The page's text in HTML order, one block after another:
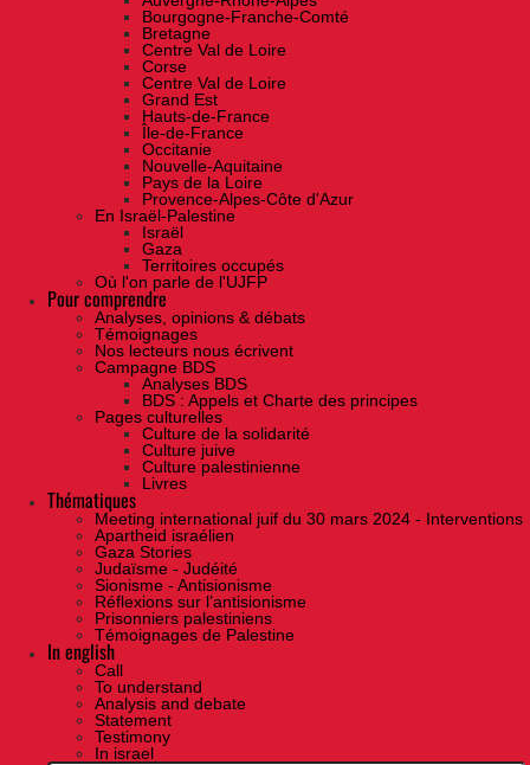
Bourgogne-Franche-Comté
Bretagne
Centre Val de Loire
Corse
Centre Val de Loire
Grand Est
Hauts-de-France
Île-de-France
Occitanie
Nouvelle-Aquitaine
Pays de la Loire
Provence-Alpes-Côte d'Azur
En Israël-Palestine
Israël
Gaza
Territoires occupés
Où l'on parle de l'UJFP
Pour comprendre
Analyses, opinions & débats
Témoignages
Nos lecteurs nous écrivent
Campagne BDS
Analyses BDS
BDS : Appels et Charte des principes
Pages culturelles
Culture de la solidarité
Culture juive
Culture palestinienne
Livres
Thématiques
Meeting international juif du 30 mars 2024 - Interventions
Apartheid israélien
Gaza Stories
Judaïsme - Judéité
Sionisme - Antisionisme
Réflexions sur l’antisionisme
Prisonniers palestiniens
Témoignages de Palestine
In english
Call
To understand
Analysis and debate
Statement
Testimony
In israel